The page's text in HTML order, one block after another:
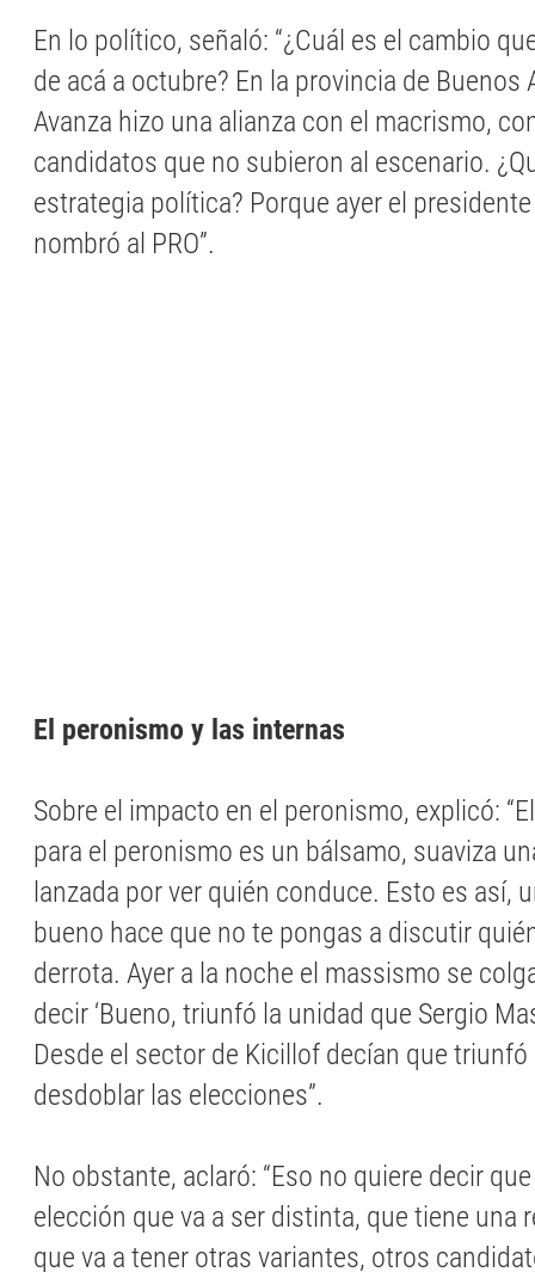
En lo político, señaló: “¿Cuál es el cambio
de acá a octubre? En la provincia de Buenos
Avanza hizo una alianza con el macrismo,
candidatos que no subieron al escenario.
estrategia política? Porque ayer el
nombró al PRO”.
El peronismo y las internas
Sobre el impacto en el peronismo, explicó:
para el peronismo es un bálsamo, suaviza
lanzada por ver quién conduce. Esto es así,
bueno hace que no te pongas a discutir
derrota. Ayer a la noche el massismo se
decir ‘Bueno, triunfó la unidad que Sergio
Desde el sector de Kicillof decían que
desdoblar las elecciones”.
No obstante, aclaró: “Eso no quiere decir
elección que va a ser distinta, que tiene una
que va a tener otras variantes, otros